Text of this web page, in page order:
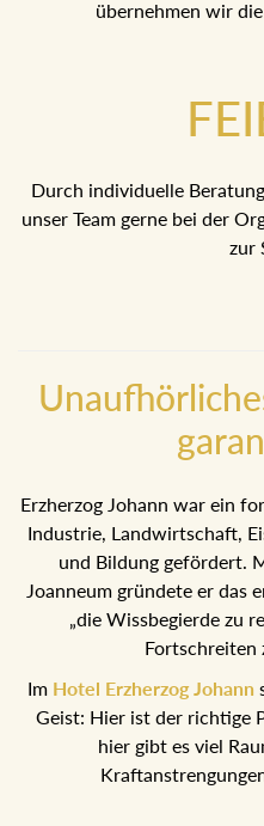
übernehmen wir
Durch individuelle
unser Team gerne bei
Feier
Erzherzog Johann war ein
Industrie, Landwirtschaft,
und Bildung gefördert.
Joanneum gründete er das
„die Wissbegierde zu
Fortschreiten
ImHotel Erzherzog
innovativen Geist: Hier
Gedanken und hier gibt es